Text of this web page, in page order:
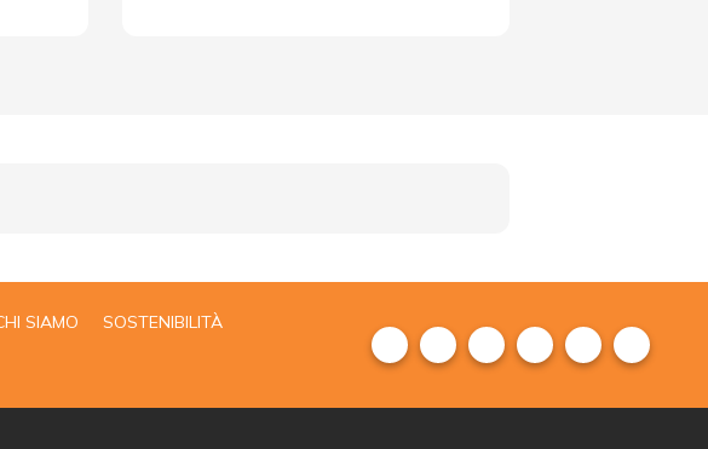
SIAMO SOSTENIBILITÀ